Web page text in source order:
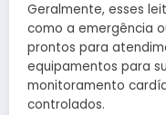
Geralmente, esses
como a emergência
prontos para
equipamentos para
monitoramento
controlados.